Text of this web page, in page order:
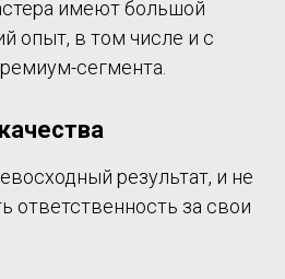
имеют большой
опыт, в том числе и с
сегмента.
результат, и не
ответственность за свои